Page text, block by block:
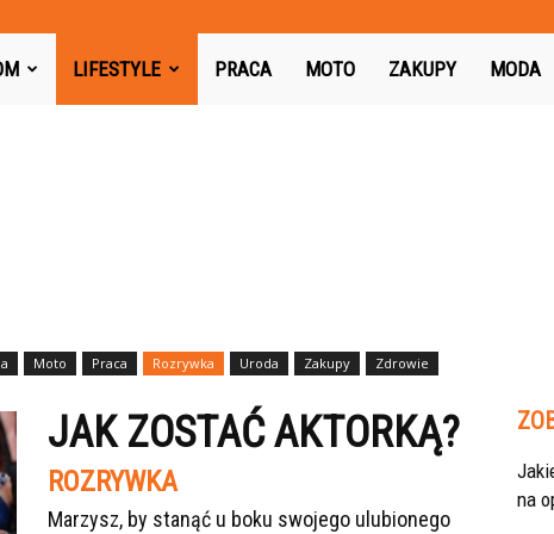
LIFESTYLE PRACA MOTO ZAKUPY MODA
Moto Praca Rozrywka Uroda Zakupy
Zdrowie
JAK ZOSTAĆ AKTORKĄ?
ROZRYWKA
Marzysz, by stanąć u boku swojego ulubionego
na